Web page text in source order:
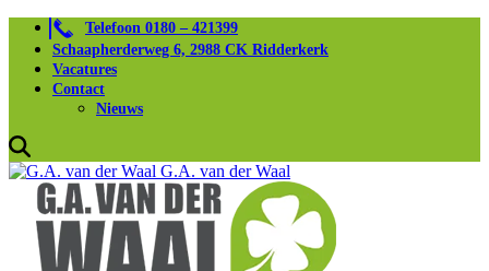
Telefoon 0180 – 421399
Schaapherderweg 6, 2988 CK Ridderkerk
Vacatures
Contact
Nieuws
G.A. van der Waal